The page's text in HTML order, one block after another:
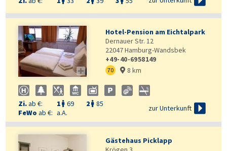

Hotel-Pension am Eichtalpark
Dernauer Str. 12
22047Hamburg-Wandsbek
+49-40-6958149
70  8 km
Zi.ab €: 1  69 2  85
FeWo ab €: a.A.
zur Unterkunft 
Gästehaus Picklapp